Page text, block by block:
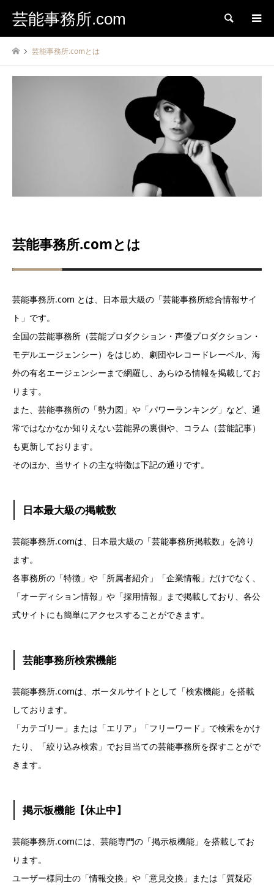
芸能事務所.com 検索
芸能事務所.comとは
芸能事務所.comとは
芸能事務所.com とは、日本最大級の「芸能事務所総合情報サイ
ト」です。
全国の芸能事務所（芸能プロダクション・声優プロダクション・
モデルエージェンシー）をはじめ、劇団やレコードレーベル、海
外の有名エージェンシーまで網羅し、あらゆる情報を掲載してお
ります。
また、芸能事務所の「勢力図」や「パワーランキング」など、通
常ではなかなか知りえない芸能界の裏側や、コラム（芸能記事）
も更新しております。
そのほか、当サイトの主な特徴は下記の通りです。
日本最大級の掲載数
芸能事務所.comは、日本最大級の「芸能事務所掲載数」を誇り
ます。
各事務所の「特徴」や「所属者紹介」「企業情報」だけでなく、
「オーディション情報」や「採用情報」まで掲載しており、各公
式サイトにも簡単にアクセスすることができます。
芸能事務所検索機能
芸能事務所.comは、ポータルサイトとして「検索機能」を搭載
しております。
「カテゴリー」または「エリア」「フリーワード」で検索をかけ
たり、「絞り込み検索」でお目当ての芸能事務所を探すことがで
きます。
掲示板機能【休止中】
芸能事務所.comには、芸能専門の「掲示板機能」を搭載してお
ります。
ユーザー様同士の「情報交換」や「意見交換」または「質疑応